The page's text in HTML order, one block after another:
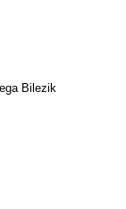
Bilezik